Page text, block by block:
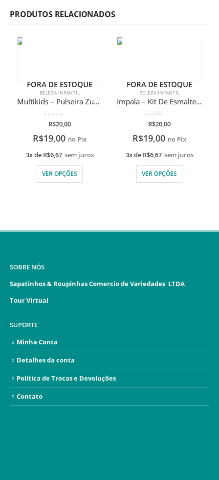
PRODUTOS RELACIONADOS
FORA DE ESTOQUE
BELEZA INFANTIL
Multikids – Pulseira Zuru Tangle Pets
de 5
R$20,00
R$19,00 no Pix
3x de R$6,67 sem juros
VER OPÇÕES
FORA DE ESTOQUE
BELEZA INFANTIL
Impala – Kit De Esmaltes Mãe e Filha Frozen
de 5
R$20,00
R$19,00 no Pix
3x de R$6,67 sem juros
VER OPÇÕES
SOBRE NÓS
Sapatinhos & Roupinhas Comercio de Variedades LTDA
Tour Virtual
SUPORTE
Minha Conta
Detalhes da conta
Política de Trocas e Devoluções
Contato